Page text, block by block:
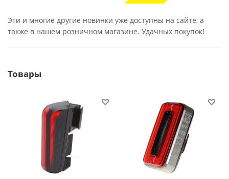
Эти и многие другие новинки уже доступны на сайте, а
также в нашем розничном магазине. Удачных покупок!
Товары